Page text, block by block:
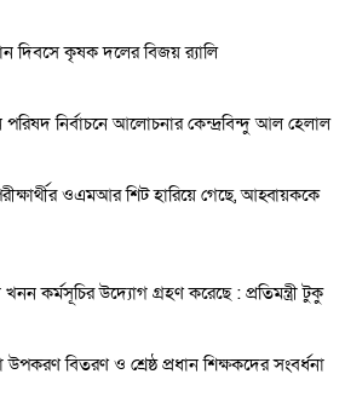
দিবসে কৃষক দলের বিজয় র‍্যালি
নির্বাচনে আলোচনার কেন্দ্রবিন্দু আল হেলাল
ওএমআর শিট হারিয়ে গেছে, আহ্বায়ককে
খনন কর্মসূচির উদ্যোগ গ্রহণ করেছে : প্রতিমন্ত্রী টুকু
উপকরণ বিতরণ ও শ্রেষ্ঠ প্রধান শিক্ষকদের সংবর্ধনা